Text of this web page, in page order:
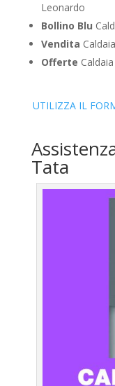
Leonardo
Bollino Blu
Vendita
Offerte
UTILIZZA IL
Tata